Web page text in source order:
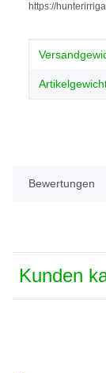
https://
Wert
Bewertungen
Kunden